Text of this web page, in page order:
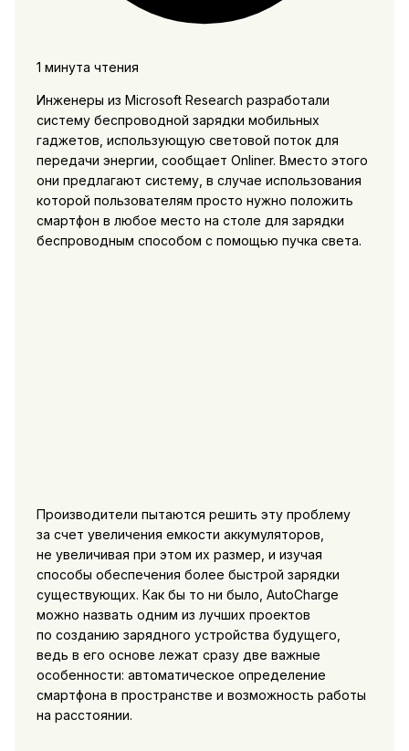
1 минута чтения
Инженеры из Microsoft Research разработали
систему беспроводной зарядки мобильных
гаджетов, использующую световой поток для
передачи энергии, сообщает Onliner. Вместо этого
они предлагают систему, в случае использования
которой пользователям просто нужно положить
смартфон в любое место на столе для зарядки
беспроводным способом с помощью пучка света.
Производители пытаются решить эту проблему
за счет увеличения емкости аккумуляторов,
не увеличивая при этом их размер, и изучая
способы обеспечения более быстрой зарядки
существующих. Как бы то ни было, AutoCharge
можно назвать одним из лучших проектов
по созданию зарядного устройства будущего,
ведь в его основе лежат сразу две важные
особенности: автоматическое определение
смартфона в пространстве и возможность работы
на расстоянии.